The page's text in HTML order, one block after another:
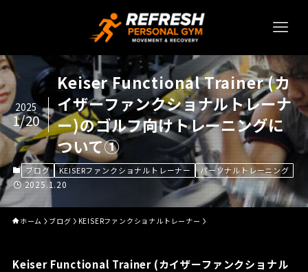
Keiser Functional Trainer (カ
イザーファンクショナルトレーナ
ー)のゴルフ向けトレーニングに
ついて①
2025
1/20
ブログ KEISERファンクショナルトレーナー パーソナルトレーニング
2025.1.20
ホーム ブログ KEISERファンクショナルトレーナー
Keiser Functional Trainer (カイザーファンクショナル